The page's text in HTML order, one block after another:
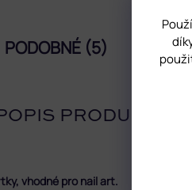
PODOBNÉ (5)
PRODUKTU
vhodné pro nail art.